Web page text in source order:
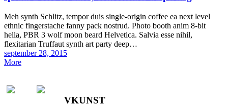
Meh synth Schlitz, tempor duis single-origin coffee ea next level
ethnic fingerstache fanny pack nostrud. Photo booth anim 8-bit
hella, PBR 3 wolf moon beard Helvetica. Salvia esse nihil,
flexitarian Truffaut synth art party deep…
Posted
on
september 28, 2015
More
VKUNST